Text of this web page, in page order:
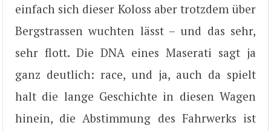
einfach sich dieser Koloss aber trotzdem über
Bergstrassen wuchten lässt – und das sehr,
sehr flott. Die DNA eines Maserati sagt ja
ganz deutlich: race, und ja, auch da spielt
halt die lange Geschichte in diesen Wagen
hinein, die Abstimmung des Fahrwerks ist